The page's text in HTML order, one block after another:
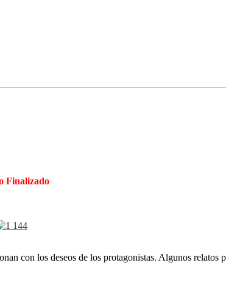
Finalizado
con los deseos de los protagonistas. Algunos